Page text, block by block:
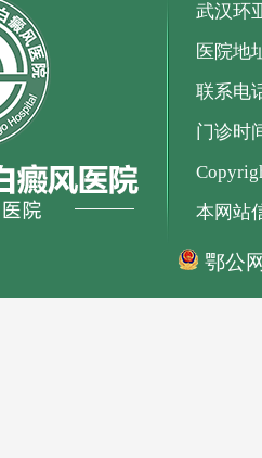
武汉环
医院地
联系电
门诊时
本网站
鄂公